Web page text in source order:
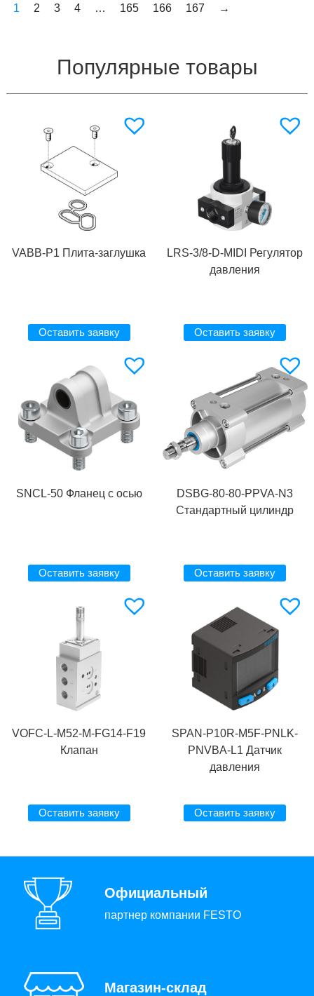
1 2 3 4 … 165 166 167 →
Популярные товары
VABB-P1 Плита-заглушка
Оставить заявку
LRS-3/8-D-MIDI Регулятор
давления
Оставить заявку
SNCL-50 Фланец с осью
Оставить заявку
DSBG-80-80-PPVA-N3
Стандартный цилиндр
Оставить заявку
VOFC-L-M52-M-FG14-F19
Клапан
Оставить заявку
SPAN-P10R-M5F-PNLK-
PNVBA-L1 Датчик
давления
Оставить заявку
Официальный
партнер компании FESTO
Магазин-склад